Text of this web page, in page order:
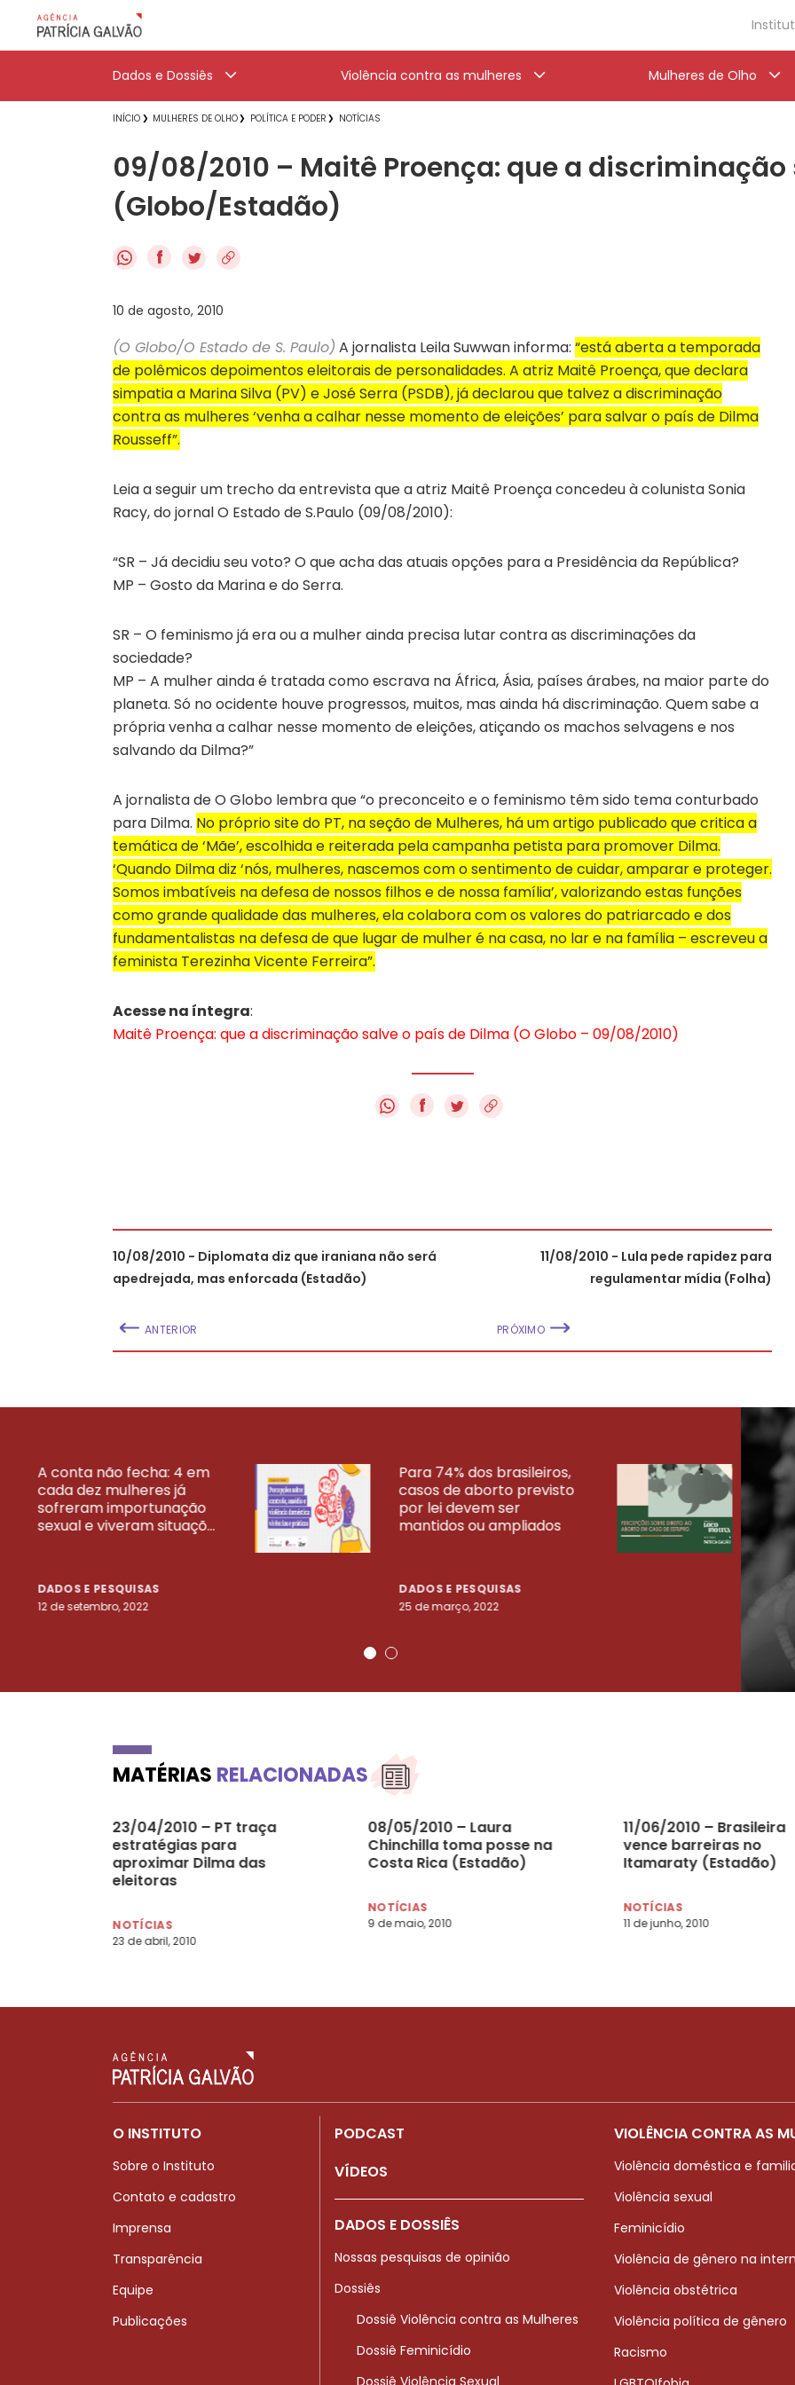
Dados e Dossiês Violência contra as mulheres Mulheres de Olho
INÍCIO MULHERES DE OLHO POLÍTICA E PODER NOTÍCIAS
09/08/2010 – Maitê Proença: que a discriminação
(Globo/Estadão)
f
10 de agosto, 2010
(O Globo/O Estado de S. Paulo) A jornalista Leila Suwwan informa: “está aberta a temporada
de polêmicos depoimentos eleitorais de personalidades. A atriz Maitê Proença, que declara
simpatia a Marina Silva (PV) e José Serra (PSDB), já declarou que talvez a discriminação
contra as mulheres ‘venha a calhar nesse momento de eleições’ para salvar o país de Dilma
Rousseff”.
Leia a seguir um trecho da entrevista que a atriz Maitê Proença concedeu à colunista Sonia
Racy, do jornal O Estado de S.Paulo (09/08/2010):
“SR – Já decidiu seu voto? O que acha das atuais opções para a Presidência da República?
MP – Gosto da Marina e do Serra.
SR – O feminismo já era ou a mulher ainda precisa lutar contra as discriminações da
sociedade?
MP – A mulher ainda é tratada como escrava na África, Ásia, países árabes, na maior parte do
planeta. Só no ocidente houve progressos, muitos, mas ainda há discriminação. Quem sabe a
própria venha a calhar nesse momento de eleições, atiçando os machos selvagens e nos
salvando da Dilma?”
A jornalista de O Globo lembra que “o preconceito e o feminismo têm sido tema conturbado
para Dilma. No próprio site do PT, na seção de Mulheres, há um artigo publicado que critica a
temática de ‘Mãe’, escolhida e reiterada pela campanha petista para promover Dilma.
‘Quando Dilma diz ‘nós, mulheres, nascemos com o sentimento de cuidar, amparar e proteger.
Somos imbatíveis na defesa de nossos filhos e de nossa família’, valorizando estas funções
como grande qualidade das mulheres, ela colabora com os valores do patriarcado e dos
fundamentalistas na defesa de que lugar de mulher é na casa, no lar e na família – escreveu a
feminista Terezinha Vicente Ferreira”.
Acesse na íntegra:
Maitê Proença: que a discriminação salve o país de Dilma (O Globo – 09/08/2010)
f
10/08/2010 - Diplomata diz que iraniana não será
apedrejada, mas enforcada (Estadão)
ANTERIOR
11/08/2010 - Lula pede rapidez para
regulamentar mídia (Folha)
PRÓXIMO
A conta não fecha: 4 em
cada dez mulheres já
sofreram importunação
sexual e viveram situaçõ...
DADOS E PESQUISAS
12 de setembro, 2022
Para 74% dos brasileiros,
casos de aborto previsto
por lei devem ser
mantidos ou ampliados
DADOS E PESQUISAS
25 de março, 2022
23
VEJA MAIS PESQUISAS
MATÉRIAS RELACIONADAS
23/04/2010 – PT traça
estratégias para
aproximar Dilma das
eleitoras
NOTÍCIAS
23 de abril, 2010
08/05/2010 – Laura
Chinchilla toma posse na
Costa Rica (Estadão)
NOTÍCIAS
9 de maio, 2010
11/06/2010 – Brasileira
vence barreiras no
Itamaraty (Estadão)
NOTÍCIAS
11 de junho, 2010
O INSTITUTO
Sobre o Instituto
Contato e cadastro
Imprensa
Transparência
Equipe
Publicações
PODCAST
VÍDEOS
DADOS E DOSSIÊS
Nossas pesquisas de opinião
Dossiês
Dossiê Violência contra as Mulheres
Dossiê Feminicídio
VIOLÊNCIA CONTRA AS
Violência doméstica e
Violência sexual
Feminicídio
Violência de gênero na
Violência obstétrica
Violência política de gênero
Racismo